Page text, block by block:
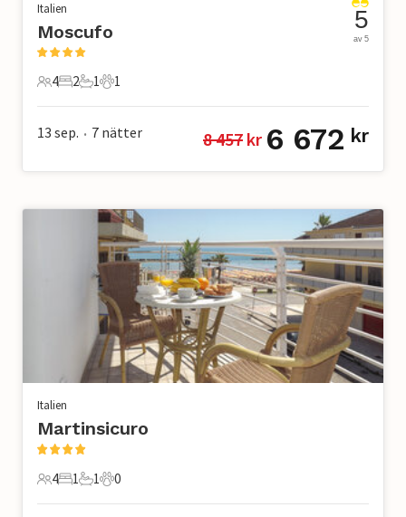
Italien
Moscufo
4 Gäster
4
2 Sovrum
2
1 Badrum
1
1 Husdjur
1
5
av 5
13 sep. • 7 nätter 8 457 kr 6 672 kr
Italien
Martinsicuro
4 Gäster
4
1 Sovrum
1
1 Badrum
1
0 Husdjur
0